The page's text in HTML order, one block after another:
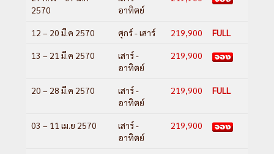
2570
อาทิตย์
12 – 20 มี.ค 2570 ศุกร์ - เสาร์ 219,900 FULL
13 – 21 มี.ค 2570
เสาร์ -
อาทิตย์
219,900
20 – 28 มี.ค 2570
เสาร์ -
อาทิตย์
219,900 FULL
03 – 11 เม.ย 2570
เสาร์ -
อาทิตย์
219,900